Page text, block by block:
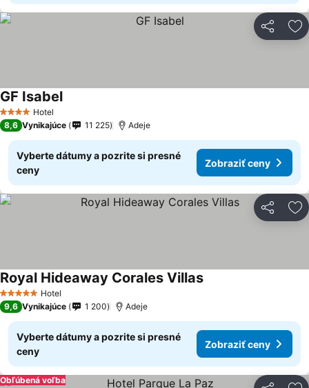
Zdieľať
4 Počet hviezdičiek
Hotel
GF Isabel
8,6 Vynikajúce 11 225 Adeje
Vyberte dátumy a pozrite si presné
ceny
Zobraziť ceny
Zdieľať
5 Počet hviezdičiek
Hotel
Royal Hideaway Corales Villas
9,6 Vynikajúce 1 200 Adeje
Vyberte dátumy a pozrite si presné
ceny
Zobraziť ceny
Obľúbená voľba